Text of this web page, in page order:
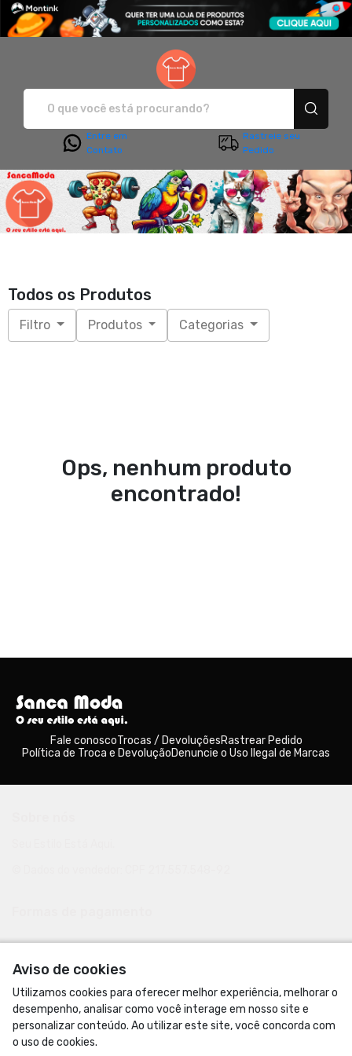
Entre em
Contato
Rastreie seu
Pedido
Todos os Produtos
Filtro Produtos Categorias
Ops, nenhum produto
encontrado!
Aviso de cookies
Utilizamos cookies para oferecer melhor experiência, melhorar o
desempenho, analisar como você interage em nosso site e
personalizar conteúdo. Ao utilizar este site, você concorda com
o uso de cookies.
Fale conoscoTrocas / DevoluçõesRastrear Pedido
Política de Troca e DevoluçãoDenuncie o Uso Ilegal de Marcas